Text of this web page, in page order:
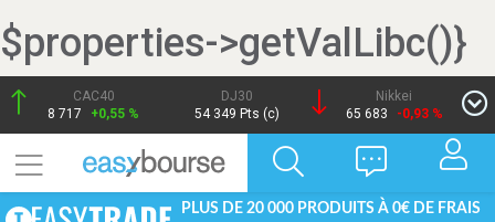
$properties->getValLibc()}
CAC40
8 717
+0,55 %
DJ30
54 349 Pts (c)
Nikkei
65 683
-0,93 %
PLUS DE 20 000 PRODUITS À 0€ DE FRAIS